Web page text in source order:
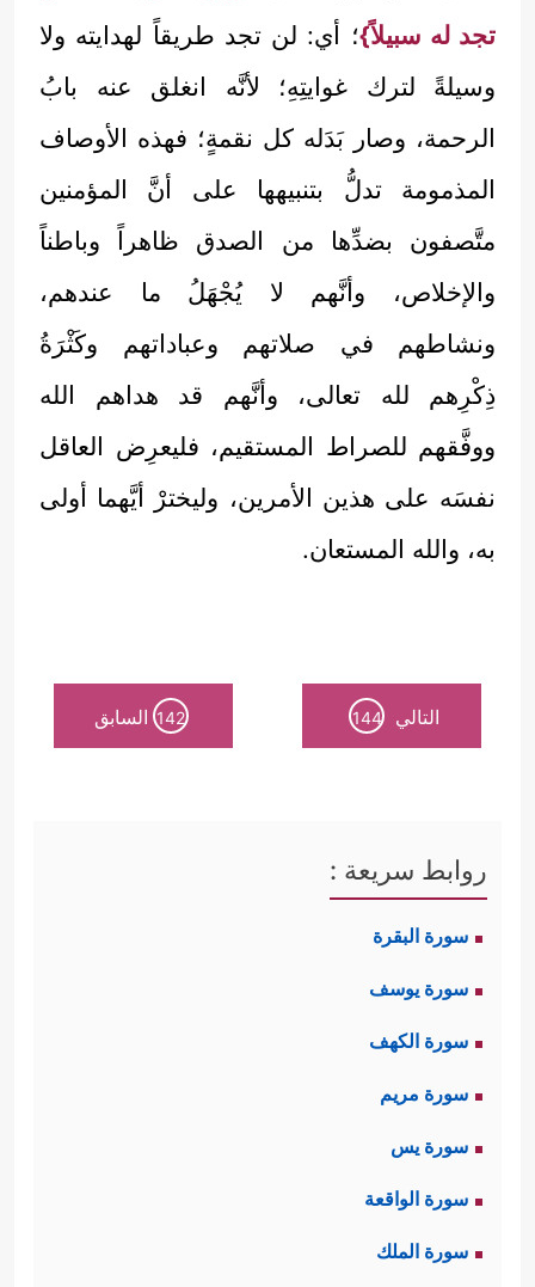
تجد له سبيلاً}؛ أي: لن تجد طريقاً لهدايته ولا
وسيلةً لترك غوايتِهِ؛ لأنَّه انغلق عنه بابُ
الرحمة، وصار بَدَله كل نقمةٍ؛ فهذه الأوصاف
المذمومة تدلُّ بتنبيهها على أنَّ المؤمنين
متَّصفون بضدِّها من الصدق ظاهراً وباطناً
والإخلاص، وأنَّهم لا يُجْهَلُ ما عندهم،
ونشاطهم في صلاتهم وعباداتهم وكَثْرَةُ
ذِكْرِهم لله تعالى، وأنَّهم قد هداهم الله
ووفَّقهم للصراط المستقيم، فليعرِض العاقل
نفسَه على هذين الأمرين، وليخترْ أيَّهما أولى
به، والله المستعان.
التالي 144
142 السابق
روابط سريعة :
سورة البقرة
سورة يوسف
سورة الكهف
سورة مريم
سورة يس
سورة الواقعة
سورة الملك